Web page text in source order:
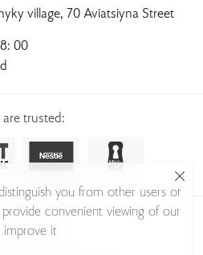
village, 70 Aviatsiyna Street
00
are trusted:
Glass 2026
you from other users of
convenient viewing of our
improve it